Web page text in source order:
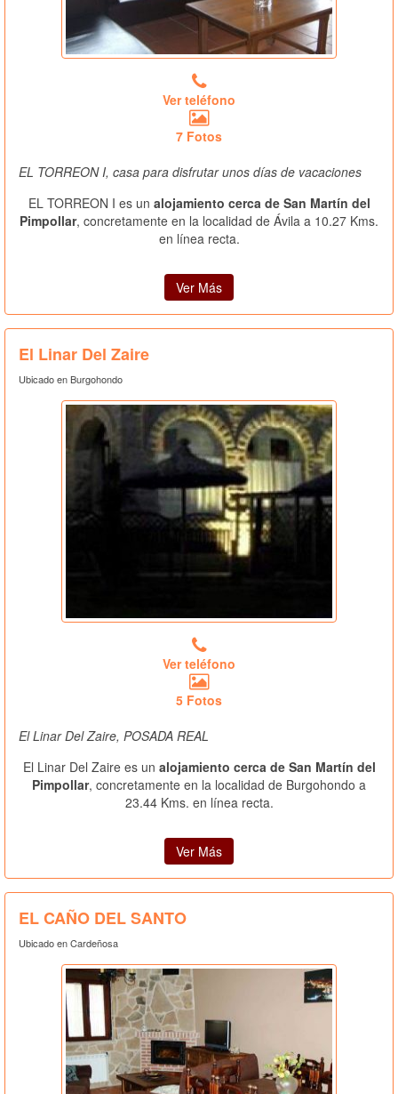
Ver teléfono
7 Fotos
EL TORREON I, casa para disfrutar unos días de vacaciones
EL TORREON I es un alojamiento cerca de San Martín del
Pimpollar, concretamente en la localidad de Ávila a 10.27 Kms.
en línea recta.
Ver Más
El Linar Del Zaire
Ubicado en Burgohondo
Ver teléfono
5 Fotos
El Linar Del Zaire, POSADA REAL
El Linar Del Zaire es un alojamiento cerca de San Martín del
Pimpollar, concretamente en la localidad de Burgohondo a
23.44 Kms. en línea recta.
Ver Más
EL CAÑO DEL SANTO
Ubicado en Cardeñosa